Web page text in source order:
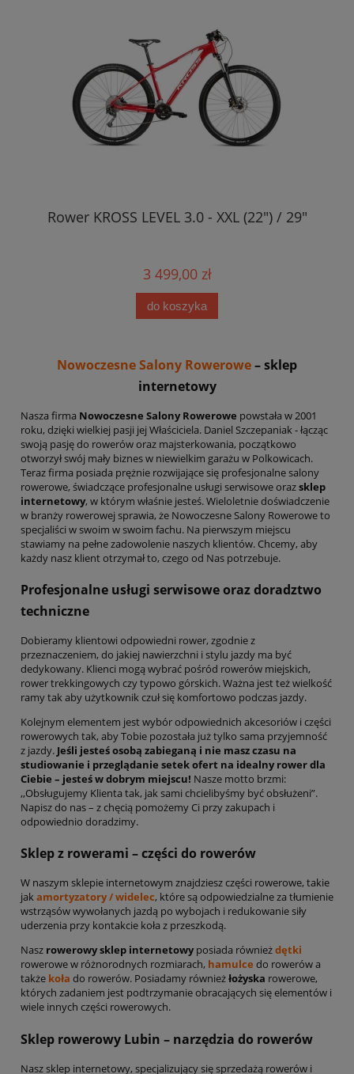
Rower KROSS LEVEL 3.0 - XXL (22") / 29"
3 499,00 zł
do koszyka
Nowoczesne Salony Rowerowe– sklep
internetowy
Nasza firma Nowoczesne Salony Rowerowe powstała w 2001
roku, dzięki wielkiej pasji jej Właściciela. Daniel Szczepaniak - łącząc
swoją pasję do rowerów oraz majsterkowania, początkowo
otworzył swój mały biznes w niewielkim garażu w Polkowicach.
Teraz firma posiada prężnie rozwijające się profesjonalne salony
rowerowe, świadczące profesjonalne usługi serwisowe orazsklep
internetowy, w którym właśnie jesteś. Wieloletnie doświadczenie
w branży rowerowej sprawia, że Nowoczesne Salony Rowerowe to
specjaliści w swoim w swoim fachu. Na pierwszym miejscu
stawiamy na pełne zadowolenie naszych klientów. Chcemy, aby
każdy nasz klient otrzymał to, czego od Nas potrzebuje.
Profesjonalne usługi serwisowe oraz doradztwo
techniczne
Dobieramy klientowi odpowiedni rower, zgodnie z
przeznaczeniem, do jakiej nawierzchni i stylu jazdy ma być
dedykowany. Klienci mogą wybrać pośród rowerów miejskich,
rower trekkingowych czy typowo górskich. Ważna jest też wielkość
ramy tak aby użytkownik czuł się komfortowo podczas jazdy.
Kolejnym elementem jest wybór odpowiednich akcesoriów i części
rowerowych tak, aby Tobie pozostała już tylko sama przyjemność
z jazdy. Jeśli jesteś osobą zabieganą i nie masz czasu na
studiowanie i przeglądanie setek ofert na idealny rower dla
Ciebie – jesteś w dobrym miejscu! Nasze motto brzmi:
,,Obsługujemy Klienta tak, jak sami chcielibyśmy być obsłużeni”.
Napisz do nas – z chęcią pomożemy Ci przy zakupach i
odpowiednio doradzimy.
Sklep z rowerami – części do rowerów
W naszym sklepie internetowym znajdziesz części rowerowe, takie
jakamortyzatory / widelec, które są odpowiedzialne za tłumienie
wstrząsów wywołanych jazdą po wybojach i redukowanie siły
uderzenia przy kontakcie koła z przeszkodą.
Nasz rowerowy sklep internetowyposiada równieżdętki
rowerowe w różnorodnych rozmiarach, hamulce do rowerów a
także koła do rowerów. Posiadamy równieżłożyska rowerowe,
których zadaniem jest podtrzymanie obracających się elementów i
wiele innych części rowerowych.
Sklep rowerowy Lubin – narzędzia do rowerów
Nasz sklep internetowy, specjalizujący się sprzedażą rowerów i